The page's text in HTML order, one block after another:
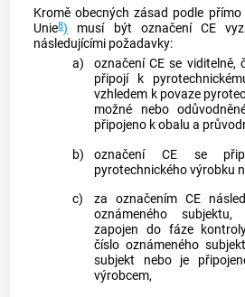
Kromě obecných zásad podle
Unie8) musí být označení CE
následujícími požadavky:
a)
označení CE se viditelně,
připojí k
vzhledem k povaze
možné nebo
připojeno k obalu a
b)
označení CEse
pyrotechnického výrobku
c)
zaoznačením CE
oznámeného subjektu,
zapojen do fáze
číslo oznámeného
subjekt nebo je
výrobcem,